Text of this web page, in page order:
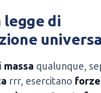
legge di
massa qualunque,
rrr, esercitano